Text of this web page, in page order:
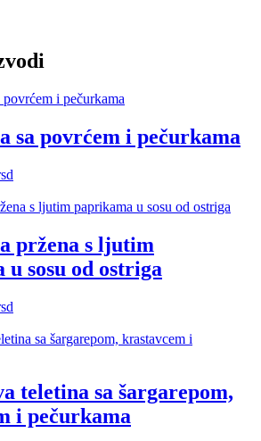
sa povrćem i pečurkama
od
1.150 rsd
pržena s ljutim
sosu od ostriga
od
1.150 rsd
teletina sa šargarepom,
i pečurkama